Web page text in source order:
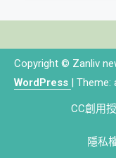
Copyright © Zanliv
WordPress | Theme:
CC創用
隱私